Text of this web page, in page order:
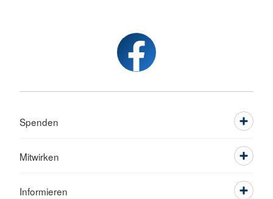
Spenden
Mitwirken
Informieren